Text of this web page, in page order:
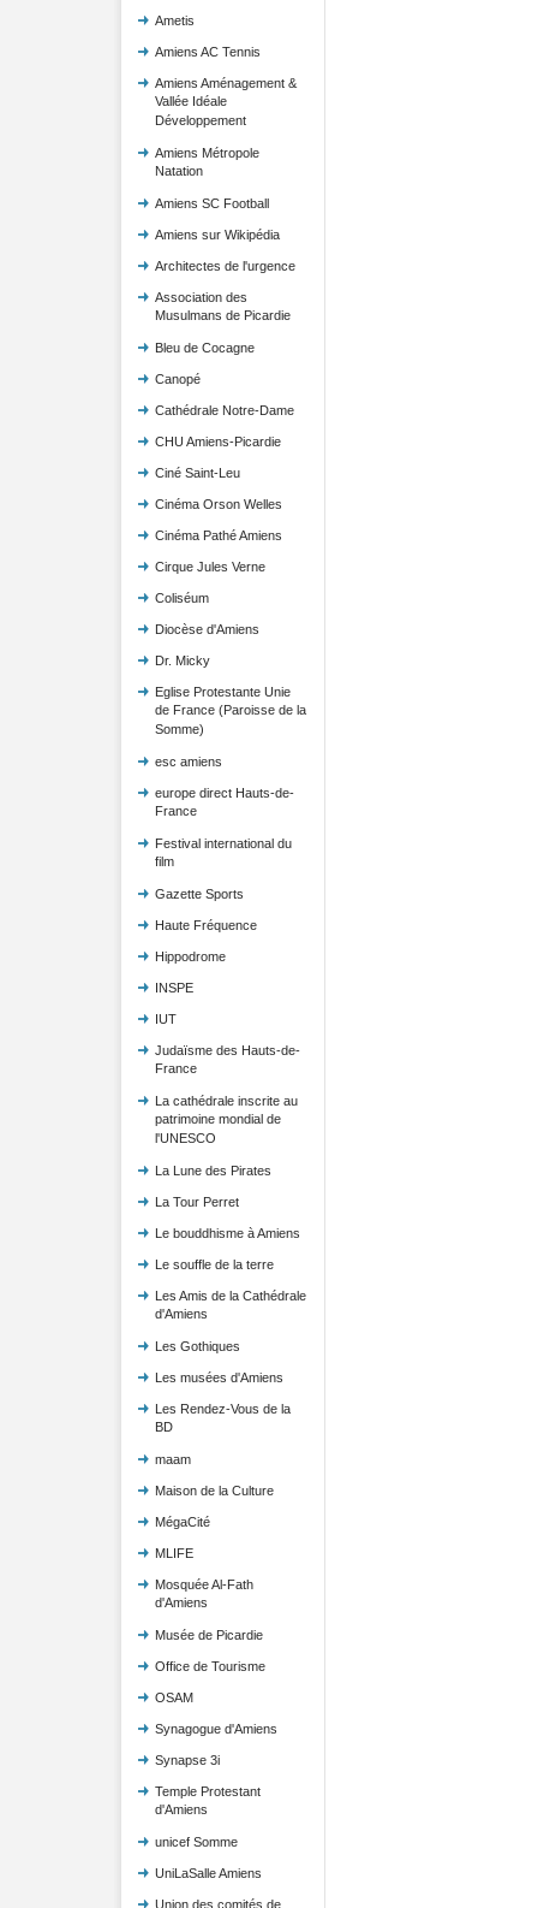
Ametis
Amiens AC Tennis
Amiens Aménagement &
Vallée Idéale
Développement
Amiens Métropole
Natation
Amiens SC Football
Amiens sur Wikipédia
Architectes de l'urgence
Association des
Musulmans de Picardie
Bleu de Cocagne
Canopé
Cathédrale Notre-Dame
CHU Amiens-Picardie
Ciné Saint-Leu
Cinéma Orson Welles
Cinéma Pathé Amiens
Cirque Jules Verne
Coliséum
Diocèse d'Amiens
Dr. Micky
Eglise Protestante Unie
de France (Paroisse de la
Somme)
esc amiens
europe direct Hauts-de-
France
Festival international du
film
Gazette Sports
Haute Fréquence
Hippodrome
INSPE
IUT
Judaïsme des Hauts-de-
France
La cathédrale inscrite au
patrimoine mondial de
l'UNESCO
La Lune des Pirates
La Tour Perret
Le bouddhisme à Amiens
Le souffle de la terre
Les Amis de la Cathédrale
d'Amiens
Les Gothiques
Les musées d'Amiens
Les Rendez-Vous de la
BD
maam
Maison de la Culture
MégaCité
MLIFE
Mosquée Al-Fath
d'Amiens
Musée de Picardie
Office de Tourisme
OSAM
Synagogue d'Amiens
Synapse 3i
Temple Protestant
d'Amiens
unicef Somme
UniLaSalle Amiens
Union des comités de